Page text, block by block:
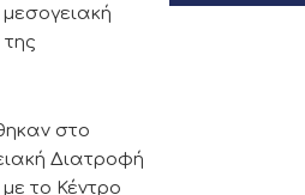
στο
Διατροφή
το Κέντρο